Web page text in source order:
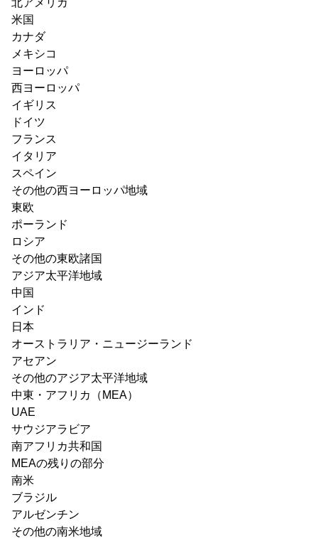
北アメリカ
米国
カナダ
メキシコ
ヨーロッパ
西ヨーロッパ
イギリス
ドイツ
フランス
イタリア
スペイン
その他の西ヨーロッパ地域
東欧
ポーランド
ロシア
その他の東欧諸国
アジア太平洋地域
中国
インド
日本
オーストラリア・ニュージーランド
アセアン
その他のアジア太平洋地域
中東・アフリカ（MEA）
UAE
サウジアラビア
南アフリカ共和国
MEAの残りの部分
南米
ブラジル
アルゼンチン
その他の南米地域